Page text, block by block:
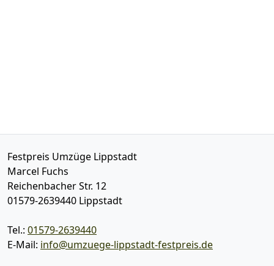
Festpreis Umzüge Lippstadt
Marcel Fuchs
Reichenbacher Str. 12
01579-2639440 Lippstadt
Tel.: 01579-2639440
E-Mail: info@umzuege-lippstadt-festpreis.de